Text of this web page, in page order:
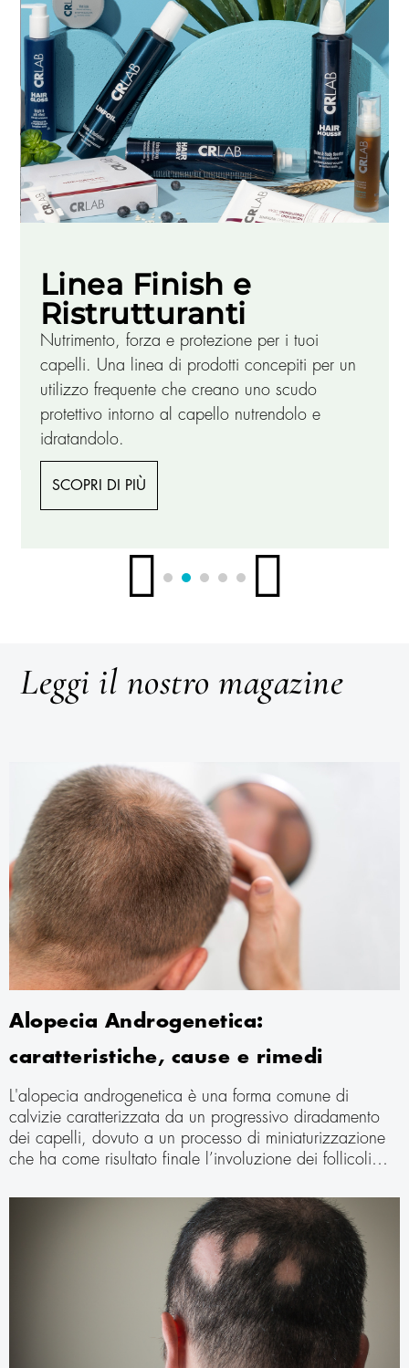
Linea Finish e
Ristrutturanti
Nutrimento, forza e protezione per i tuoi
capelli. Una linea di prodotti concepiti per un
utilizzo frequente che creano uno scudo
protettivo intorno al capello nutrendolo e
idratandolo.
SCOPRI DI PIÙ
Leggi il nostro magazine
Alopecia Androgenetica:
caratteristiche, cause e rimedi
L'alopecia androgenetica è una forma comune di
calvizie caratterizzata da un progressivo diradamento
dei capelli, dovuto a un processo di miniaturizzazione
che ha come risultato finale l’involuzione dei follicoli
popolazione maschile e il 50% di quella femminile. La
diffusione dell’alopecia androgenetica è quindi tale da
poter essere considerata una condizione fisiologica, che
tuttavia viene spesso vissuta come un profondo disagio,
con numerose ripercussioni psicologiche e sociali,
soprattutto per le donne e i ragazzi giovani. Scopriamo